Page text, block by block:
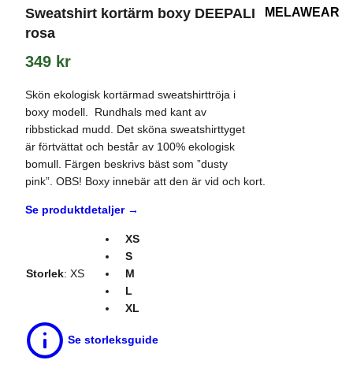
Sweatshirt kortärm boxy DEEPALI
rosa
349 kr
Skön ekologisk kortärmad sweatshirttröja i
boxy modell. Rundhals med kant av
ribbstickad mudd. Det sköna sweatshirttyget
är förtvättat och består av 100% ekologisk
bomull. Färgen beskrivs bäst som ”dusty
pink”. OBS! Boxy innebär att den är vid och kort.
Se produktdetaljer →
Storlek: XS
XS
S
M
L
XL
Se storleksguide